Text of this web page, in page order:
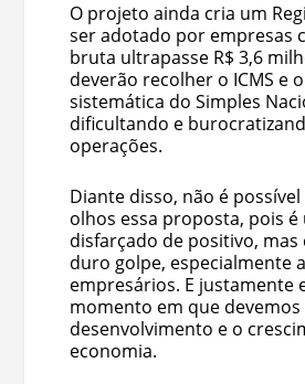
O projeto ainda cria um
ser adotado por empresas
bruta ultrapasse R$ 3,6
deverão recolher o ICMS e
sistemática do Simples
dificultando e
operações.
Diante disso, não é
olhos essa proposta, pois
disfarçado de positivo, mas
duro golpe, especialmente
empresários. E justamente
momento em que
desenvolvimento e o
economia.